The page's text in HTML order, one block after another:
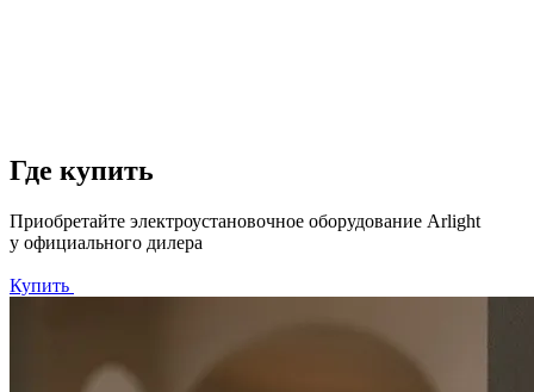
Где купить
Приобретайте электроустановочное оборудование Arlight
у официального дилера
Купить